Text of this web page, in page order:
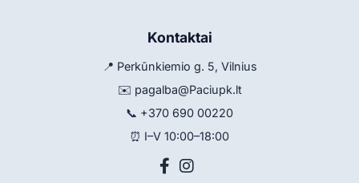
Kontaktai
📍 Perkūnkiemio g. 5, Vilnius
✉️ pagalba@Paciupk.lt
📞 +370 690 00220
⏰ I–V 10:00–18:00